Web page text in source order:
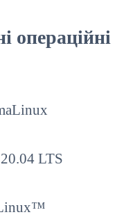
операційні
LTS